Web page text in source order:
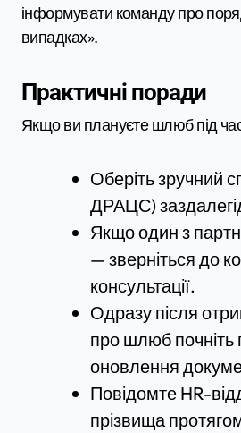
інформувати команду про
випадках».
Практичні поради
Якщо ви плануєте шлюб під
Оберіть зручний
ДРАЦС)
Якщо один з
— зверніться до
консультації.
Одразу після
про шлюб почніть
оновлення
Повідомте HR-
прізвища